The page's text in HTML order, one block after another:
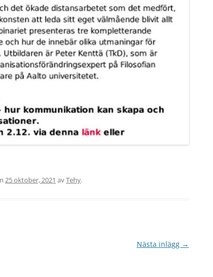
25 oktober, 2021 avTehy.
Nästa inlägg →